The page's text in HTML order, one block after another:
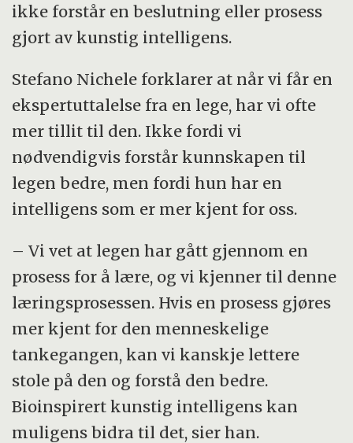
ikke forstår en beslutning eller prosess
gjort av kunstig intelligens.
Stefano Nichele forklarer at når vi får en
ekspertuttalelse fra en lege, har vi ofte
mer tillit til den. Ikke fordi vi
nødvendigvis forstår kunnskapen til
legen bedre, men fordi hun har en
intelligens som er mer kjent for oss.
– Vi vet at legen har gått gjennom en
prosess for å lære, og vi kjenner til denne
læringsprosessen. Hvis en prosess gjøres
mer kjent for den menneskelige
tankegangen, kan vi kanskje lettere
stole på den og forstå den bedre.
Bioinspirert kunstig intelligens kan
muligens bidra til det, sier han.